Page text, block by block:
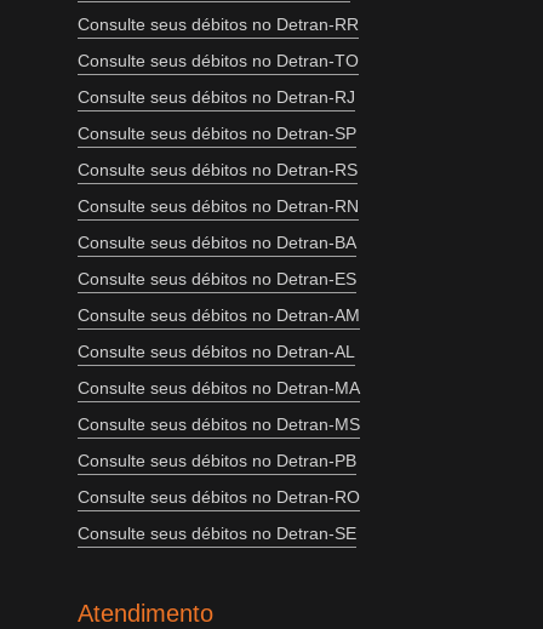
Consulte seus débitos no Detran-RR
Consulte seus débitos no Detran-TO
Consulte seus débitos no Detran-RJ
Consulte seus débitos no Detran-SP
Consulte seus débitos no Detran-RS
Consulte seus débitos no Detran-RN
Consulte seus débitos no Detran-BA
Consulte seus débitos no Detran-ES
Consulte seus débitos no Detran-AM
Consulte seus débitos no Detran-AL
Consulte seus débitos no Detran-MA
Consulte seus débitos no Detran-MS
Consulte seus débitos no Detran-PB
Consulte seus débitos no Detran-RO
Consulte seus débitos no Detran-SE
Atendimento